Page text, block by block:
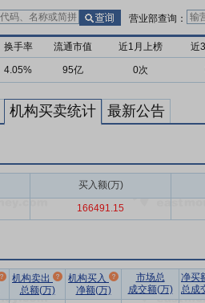
营业部查询：
换手率 流通市值 近1月上榜 近
4.05% 95亿 0次
机构买卖统计 最新公告
买入额(万)
166491.15
机构卖出
总额(万)
机构买入
净额(万)
市场总
成交额(万)
净买
总成